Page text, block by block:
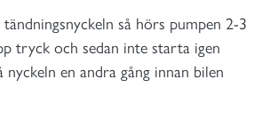
så hörs pumpen 2-3
tryck och sedan inte starta igen
en andra gång innan bilen